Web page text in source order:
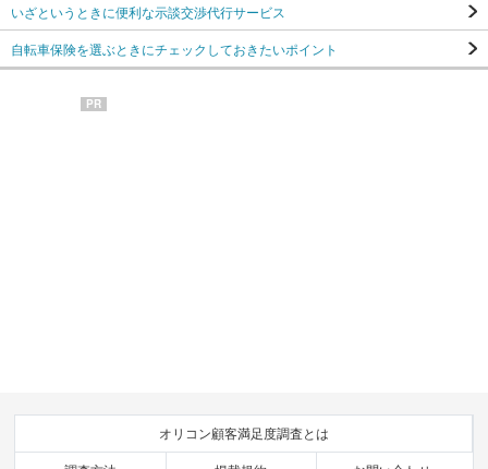
いざというときに便利な示談交渉代行サービス
自転車保険を選ぶときにチェックしておきたいポイント
PR
オリコン顧客満足度調査とは